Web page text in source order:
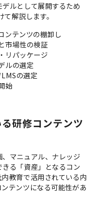
ルとして展開するため
解説します。
ンテンツの棚卸し
市場性の検証
リパッケージ
ルの選定
の選定
始
研修コンテンツ
マニュアル、ナレッジ
る「資産」となるコン
教育で活用されている内
テンツになる可能性があ